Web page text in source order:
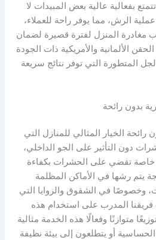
بفعالية عالية بعض المبيدات لا
الرش، مما يوفر راحة للعملاء،
مغادرة المنزل لفترة قصيرة لضمان
الألمانية والأمريكية ذات الجودة
المتطورة التي توفر نتائج سريعة
بدون رائحة
رائحة الخيار المثالي للمنازل التي
دون التأثير على الجو الداخلي،
خاصة تقضي على الحشرات بكفاءة
يتم رشها في الأماكن المظلمة
وخصوصًا في الشقوق والزوايا التي
المدرب على استخدام هذه
متوازنًا وفعالًا هذه الخدمة مثالية
أو يتطلعون إلى بيئة نظيفة